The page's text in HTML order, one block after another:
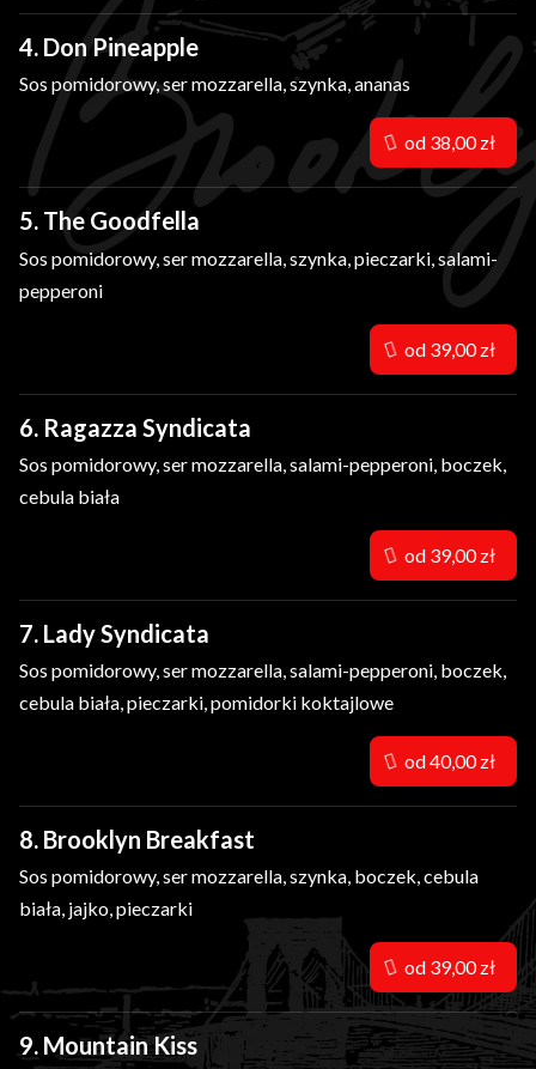
4. Don Pineapple
Sos pomidorowy, ser mozzarella, szynka, ananas
5. The Goodfella
Sos pomidorowy, ser mozzarella, szynka, pieczarki, salami-
pepperoni
6. Ragazza Syndicata
Sos pomidorowy, ser mozzarella, salami-pepperoni, boczek,
cebula biała
7. Lady Syndicata
Sos pomidorowy, ser mozzarella, salami-pepperoni, boczek,
cebula biała, pieczarki, pomidorki koktajlowe
8. Brooklyn Breakfast
Sos pomidorowy, ser mozzarella, szynka, boczek, cebula
biała, jajko, pieczarki
9. Mountain Kiss